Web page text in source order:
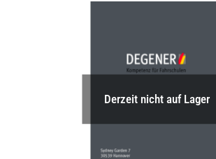
Derzeit nicht auf Lager